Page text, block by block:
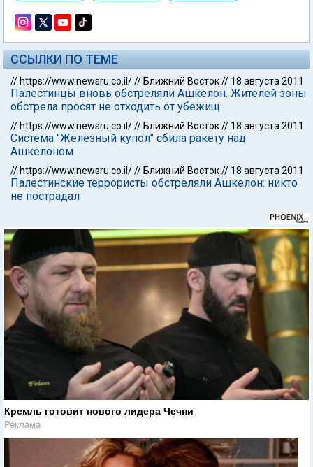
ССЫЛКИ ПО ТЕМЕ
// https://www.newsru.co.il/// Ближний Восток// 18 августа 2011
Палестинцы вновь обстреляли Ашкелон. Жителей зоны
обстрела просят не отходить от убежищ
// https://www.newsru.co.il/// Ближний Восток// 18 августа 2011
Система "Железный купол" сбила ракету над
Ашкелоном
// https://www.newsru.co.il/// Ближний Восток// 18 августа 2011
Палестинские террористы обстреляли Ашкелон: никто
не пострадал
Кремль готовит нового лидера Чечни
Реклама